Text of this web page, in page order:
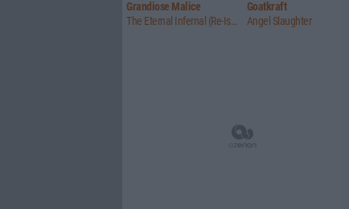
Grandiose Malice
The Eternal Infernal (Re-Issue)
Goatkraft
Angel Slaughter